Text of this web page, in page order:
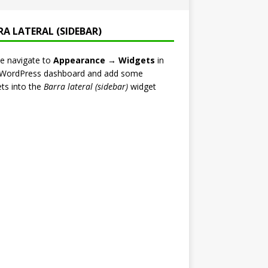
LATERAL (SIDEBAR)
navigate to Appearance → Widgets in
dashboard and add some
into the Barra lateral (sidebar)widget